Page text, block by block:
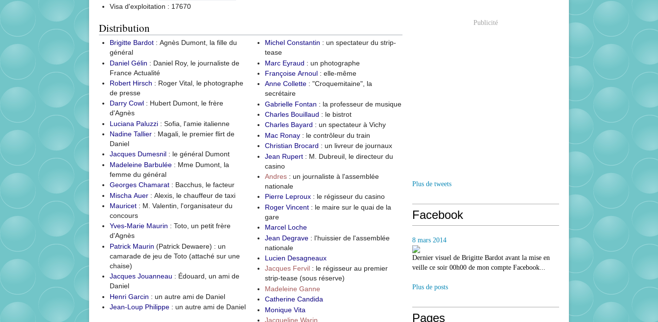
Visa d'exploitation : 17670
Distribution
Brigitte Bardot : Agnès Dumont, la fille du
général
Daniel Gélin : Daniel Roy, le journaliste de
France Actualité
Robert Hirsch : Roger Vital, le photographe
de presse
Darry Cowl : Hubert Dumont, le frère
d'Agnès
Luciana Paluzzi : Sofia, l'amie italienne
Nadine Tallier : Magali, le premier flirt de
Daniel
Jacques Dumesnil : le général Dumont
Madeleine Barbulée : Mme Dumont, la
femme du général
Georges Chamarat : Bacchus, le facteur
Mischa Auer : Alexis, le chauffeur de taxi
Mauricet : M. Valentin, l'organisateur du
concours
Yves-Marie Maurin : Toto, un petit frère
d'Agnès
Patrick Maurin (Patrick Dewaere) : un
camarade de jeu de Toto (attaché sur une
chaise)
Jacques Jouanneau : Édouard, un ami de
Daniel
Henri Garcin : un autre ami de Daniel
Jean-Loup Philippe : un autre ami de Daniel
Michel Constantin : un spectateur du strip-
tease
Marc Eyraud : un photographe
Françoise Arnoul : elle-même
Anne Collette : "Croquemitaine", la
secrétaire
Gabrielle Fontan : la professeur de musique
Charles Bouillaud : le bistrot
Charles Bayard : un spectateur à Vichy
Mac Ronay : le contrôleur du train
Christian Brocard : un livreur de journaux
Jean Rupert : M. Dubreuil, le directeur du
casino
Andres : un journaliste à l'assemblée
nationale
Pierre Leproux : le régisseur du casino
Roger Vincent : le maire sur le quai de la
gare
Marcel Loche
Jean Degrave : l'huissier de l'assemblée
nationale
Lucien Desagneaux
Jacques Fervil : le régisseur au premier
strip-tease (sous réserve)
Madeleine Ganne
Catherine Candida
Monique Vita
Jacqueline Warin
Publicité
Plus de tweets
Facebook
8 mars 2014
Dernier visuel de Brigitte Bardot avant la mise en
veille ce soir 00h00 de mon compte Facebook...
Plus de posts
Pages